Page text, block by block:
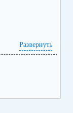
отдыха и
Развернуть